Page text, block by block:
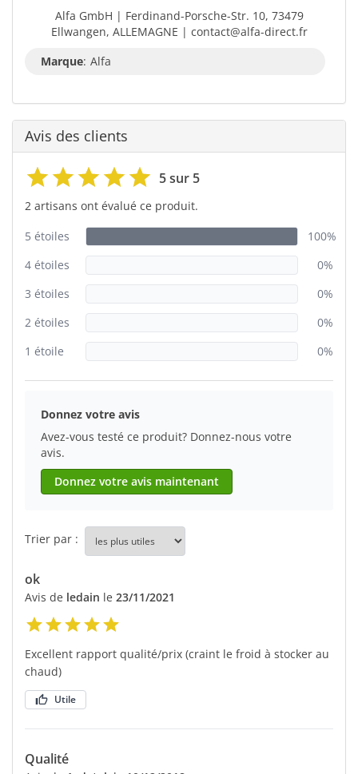
Alfa GmbH | Ferdinand-Porsche-Str. 10, 73479
Ellwangen, ALLEMAGNE | contact@alfa-direct.fr
Marque: Alfa
Avis des clients
5 sur 5
2 artisans ont évalué ce produit.
5 étoiles
100%
4 étoiles
0%
3 étoiles
0%
2 étoiles
0%
1 étoile
0%
Donnez votre avis
Avez-vous testé ce produit? Donnez-nous votre
avis.
Donnez votre avis maintenant
Trier par :
ok
Avis de ledain le 23/11/2021
Excellent rapport qualité/prix (craint le froid à stocker au
chaud)
Utile
Qualité